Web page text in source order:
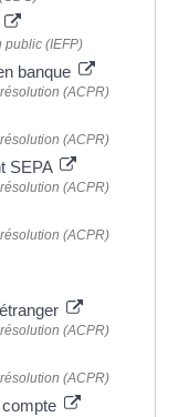
public (IEFP)
banque
(ACPR)
(ACPR)
SEPA
(ACPR)
(ACPR)
(ACPR)
(ACPR)